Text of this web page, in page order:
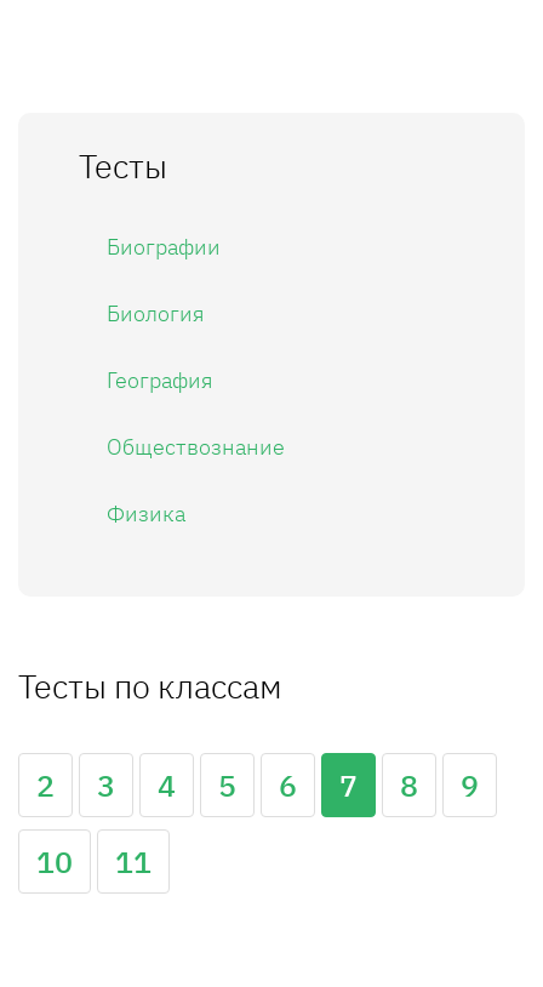
Тесты
Биографии
Биология
География
Обществознание
Физика
Тесты по классам
2 3 4 5 6 7 8
9
10
11